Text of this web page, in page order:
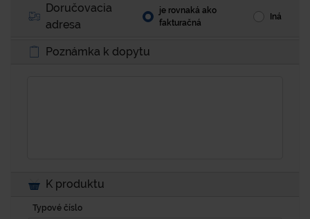
Doručovacia
adresa
je rovnaká ako
fakturačná
Iná
Poznámka k dopytu
K produktu
Typové číslo